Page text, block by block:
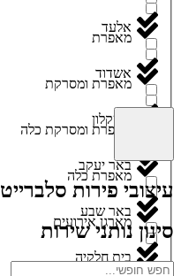
מאפרת
מאפרת ומסרקת
מאפרת ומסרקת כלה
מאפרת כלה
מארגן אירועים
מגנטים
אלעד
אשדוד
אשקלון
באר יעקב
באר שבע
בית חלקיה
עיצובי פירות סלברייט
סינון נותני שירות